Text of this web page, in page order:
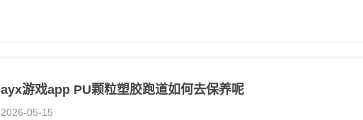
ayx游戏app PU颗粒塑胶跑道如何去保养呢
2026-05-15